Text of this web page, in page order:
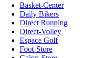
Basket-Center
Daily Bikers
Direct Running
Direct-Volley
Espace Golf
Foot-Store